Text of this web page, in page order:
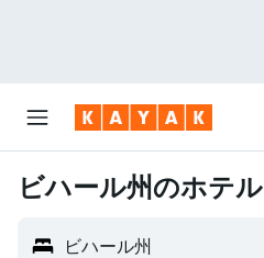
ビハール州のホテル
ビハール州